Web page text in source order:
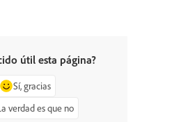
útil esta página?
Sí, gracias
verdad es que no